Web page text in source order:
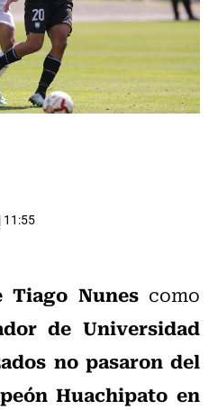
11:55
Tiago Nunescomo
de Universidad
no pasaron del
Huachipato en